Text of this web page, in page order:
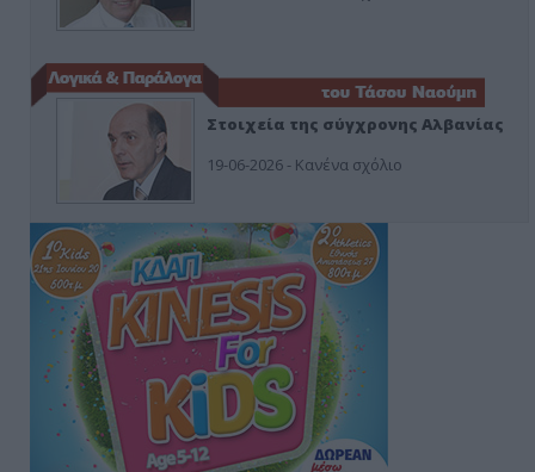
Στοιχεία της σύγχρονης Αλβανίας
19-06-2026 - Κανένα σχόλιο